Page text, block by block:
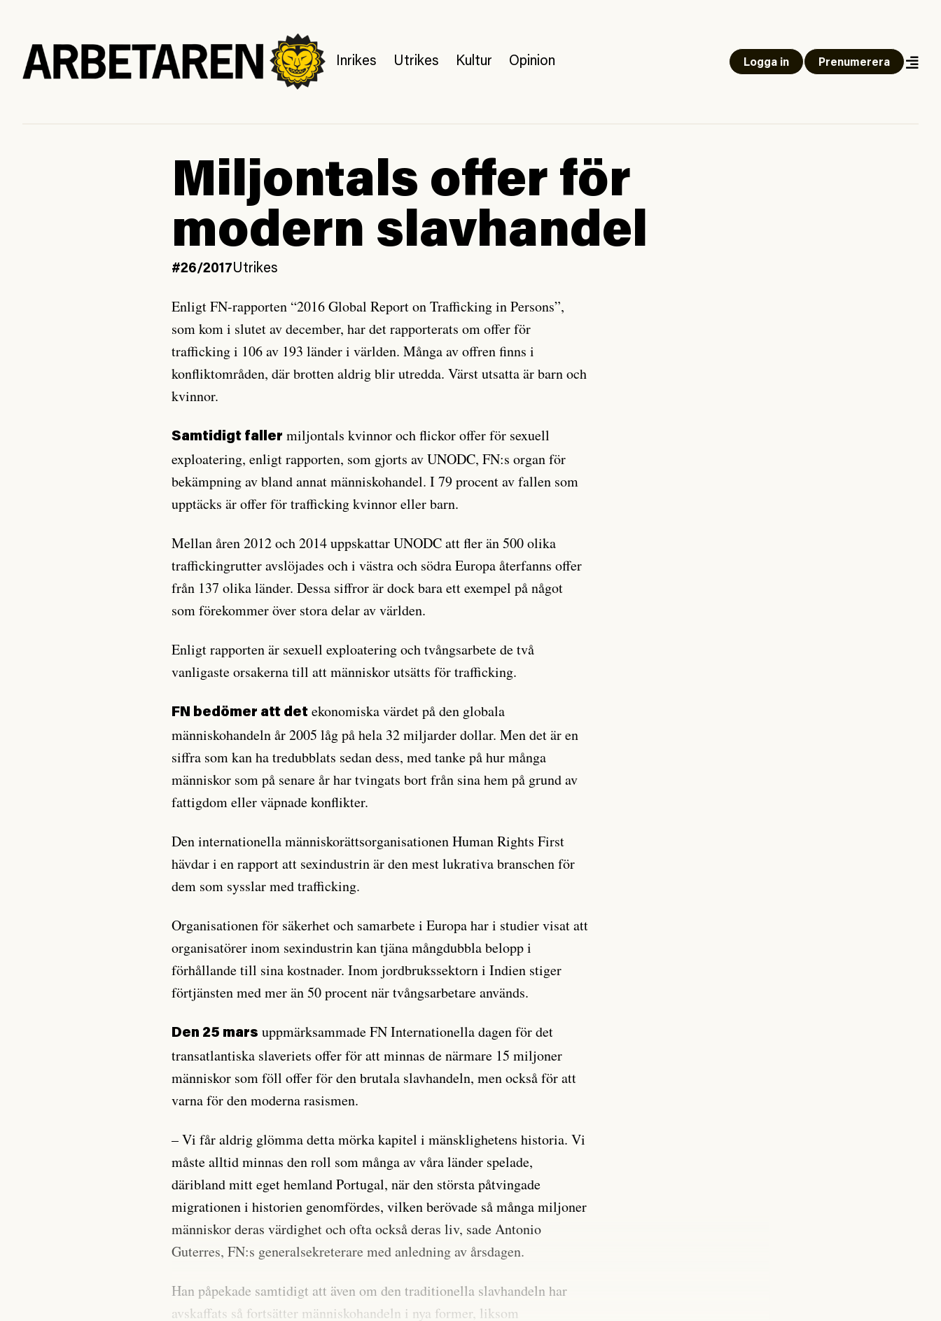
Inrikes Utrikes Kultur Opinion Logga in Prenumerera
Miljontals offer för
modern slavhandel
#26/2017Utrikes
Enligt FN-rapporten “2016 Global Report on Trafficking in Persons”,
som kom i slutet av december, har det rapporterats om offer för
trafficking i 106 av 193 länder i världen. Många av offren finns i
konfliktområden, där brotten aldrig blir utredda. Värst utsatta är barn och
kvinnor.
Samtidigt faller miljontals kvinnor och flickor offer för sexuell
exploatering, enligt rapporten, som gjorts av UNODC, FN:s organ för
bekämpning av bland annat människohandel. I 79 procent av fallen som
upptäcks är offer för trafficking kvinnor eller barn.
Mellan åren 2012 och 2014 uppskattar UNODC att fler än 500 olika
traffickingrutter avslöjades och i västra och södra Europa återfanns offer
från 137 olika länder. Dessa siffror är dock bara ett exempel på något
som förekommer över stora delar av världen.
Enligt rapporten är sexuell exploatering och tvångsarbete de två
vanligaste orsakerna till att människor utsätts för trafficking.
FN bedömer att det ekonomiska värdet på den globala
människohandeln år 2005 låg på hela 32 miljarder dollar. Men det är en
siffra som kan ha tredubblats sedan dess, med tanke på hur många
människor som på senare år har tvingats bort från sina hem på grund av
fattigdom eller väpnade konflikter.
Den internationella människorättsorganisationen Human Rights First
hävdar i en rapport att sexindustrin är den mest lukrativa branschen för
dem som sysslar med trafficking.
Organisationen för säkerhet och samarbete i Europa har i studier visat att
organisatörer inom sexindustrin kan tjäna mångdubbla belopp i
förhållande till sina kostnader. Inom jordbrukssektorn i Indien stiger
förtjänsten med mer än 50 procent när tvångsarbetare används.
Den 25 mars uppmärksammade FN Internationella dagen för det
transatlantiska slaveriets offer för att minnas de närmare 15 miljoner
människor som föll offer för den brutala slavhandeln, men också för att
varna för den moderna rasismen.
– Vi får aldrig glömma detta mörka kapitel i mänsklighetens historia. Vi
måste alltid minnas den roll som många av våra länder spelade,
däribland mitt eget hemland Portugal, när den största påtvingade
migrationen i historien genomfördes, vilken berövade så många miljoner
människor deras värdighet och ofta också deras liv, sade Antonio
Guterres, FN:s generalsekreterare med anledning av årsdagen.
Han påpekade samtidigt att även om den traditionella slavhandeln har
avskaffats så fortsätter människohandeln i nya former, liksom